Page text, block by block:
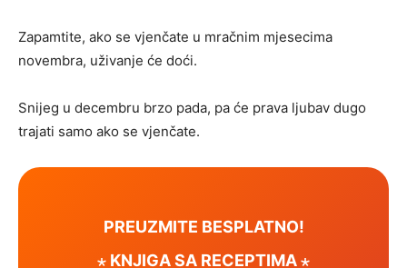
Zapamtite, ako se vjenčate u mračnim mjesecima
novembra, uživanje će doći.
Snijeg u decembru brzo pada, pa će prava ljubav dugo
trajati samo ako se vjenčate.
PREUZMITE BESPLATNO!
⋆ KNJIGA SA RECEPTIMA ⋆